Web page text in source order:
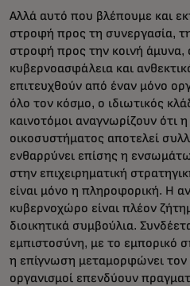
Αλλά αυτό που βλέπουμε και
στροφή προς τη συνεργασία,
στροφή προς την κοινή άμυνα,
κυβερνοασφάλεια και
επιτευχθούν από έναν μόνο
όλο τον κόσμο, ο ιδιωτικός
καινοτόμοι αναγνωρίζουν ότι
οικοσυστήματος αποτελεί
ενθαρρύνει επίσης η
στην επιχειρηματική
είναι μόνο η πληροφορική. Η
κυβερνοχώρο είναι πλέον
διοικητικά συμβούλια.
εμπιστοσύνη, με το εμπορικό
η επίγνωση μεταμορφώνει τον
οργανισμοί επενδύουν